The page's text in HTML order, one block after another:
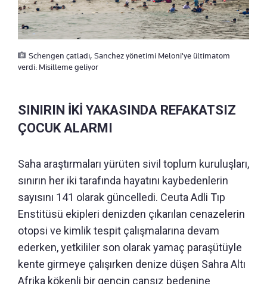
Schengen çatladı, Sanchez yönetimi Meloni'ye ültimatom
verdi: Misilleme geliyor
SINIRIN İKİ YAKASINDA REFAKATSIZ
ÇOCUK ALARMI
Saha araştırmaları yürüten sivil toplum kuruluşları,
sınırın her iki tarafında hayatını kaybedenlerin
sayısını 141 olarak güncelledi. Ceuta Adli Tıp
Enstitüsü ekipleri denizden çıkarılan cenazelerin
otopsi ve kimlik tespit çalışmalarına devam
ederken, yetkililer son olarak yamaç paraşütüyle
kente girmeye çalışırken denize düşen Sahra Altı
Afrika kökenli bir gencin cansız bedenine